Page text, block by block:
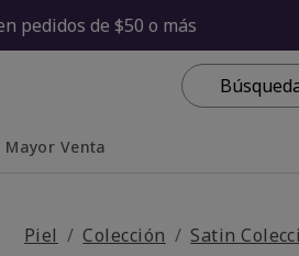
pedidos de $50 o más
Mayor Venta
Piel Colección Satin